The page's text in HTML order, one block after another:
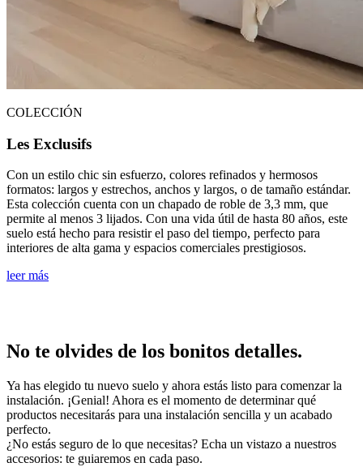
COLECCIÓN
Les Exclusifs
Con un estilo chic sin esfuerzo, colores refinados y hermosos
formatos: largos y estrechos, anchos y largos, o de tamaño estándar.
Esta colección cuenta con un chapado de roble de 3,3 mm, que
permite al menos 3 lijados. Con una vida útil de hasta 80 años, este
suelo está hecho para resistir el paso del tiempo, perfecto para
interiores de alta gama y espacios comerciales prestigiosos.
leer más
No te olvides de los bonitos detalles.
Ya has elegido tu nuevo suelo y ahora estás listo para comenzar la
instalación. ¡Genial! Ahora es el momento de determinar qué
productos necesitarás para una instalación sencilla y un acabado
perfecto.
¿No estás seguro de lo que necesitas? Echa un vistazo a nuestros
accesorios: te guiaremos en cada paso.